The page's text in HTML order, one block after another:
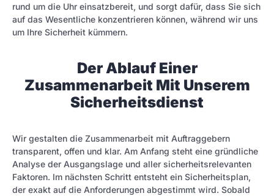
rund um die Uhr einsatzbereit, und sorgt dafür, dass Sie sich
auf das Wesentliche konzentrieren können, während wir uns
um Ihre Sicherheit kümmern.
Der Ablauf Einer
Zusammenarbeit Mit Unserem
Sicherheitsdienst
Wir gestalten die Zusammenarbeit mit Auftraggebern
transparent, offen und klar. Am Anfang steht eine gründliche
Analyse der Ausgangslage und aller sicherheitsrelevanten
Faktoren. Im nächsten Schritt entsteht ein Sicherheitsplan,
der exakt auf die Anforderungen abgestimmt wird. Sobald